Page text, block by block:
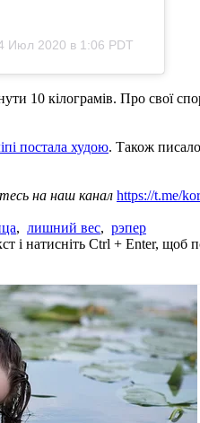
Июл 2020 в 1:06 PDT
10 кілограмів. Про свої
постала худою. Також
на наш канал https://t.me/
, лишний вес, рэпер
і натисніть Ctrl + Enter, щоб